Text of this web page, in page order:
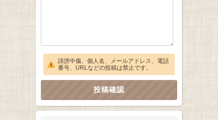
誹謗中傷、個人名、メールアドレス、電話
番号、URLなどの投稿は禁止です。